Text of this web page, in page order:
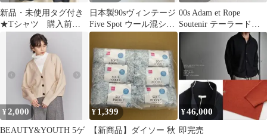
新品・未使用タグ付き
★Tシャツ 購入前に
必ずコメントに枚数を
書いて下さい 在庫２
日本製90sヴィンテージ
Five Spot ウール混シャ
ツ ブラウン
00s Adam et Rope
Soutenir テーラードジ
ャケット 40
¥2,000
BEAUTY&YOUTH 5ゲ
¥1,399
【新商品】ダイソー 秋
¥46,000
即完売